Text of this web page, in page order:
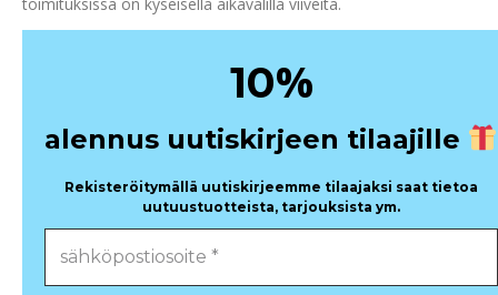
10%
alennus uutiskirjeen tilaajille
Rekisteröitymällä uutiskirjeemme tilaajaksi saat tietoa
uutuustuotteista, tarjouksista ym.